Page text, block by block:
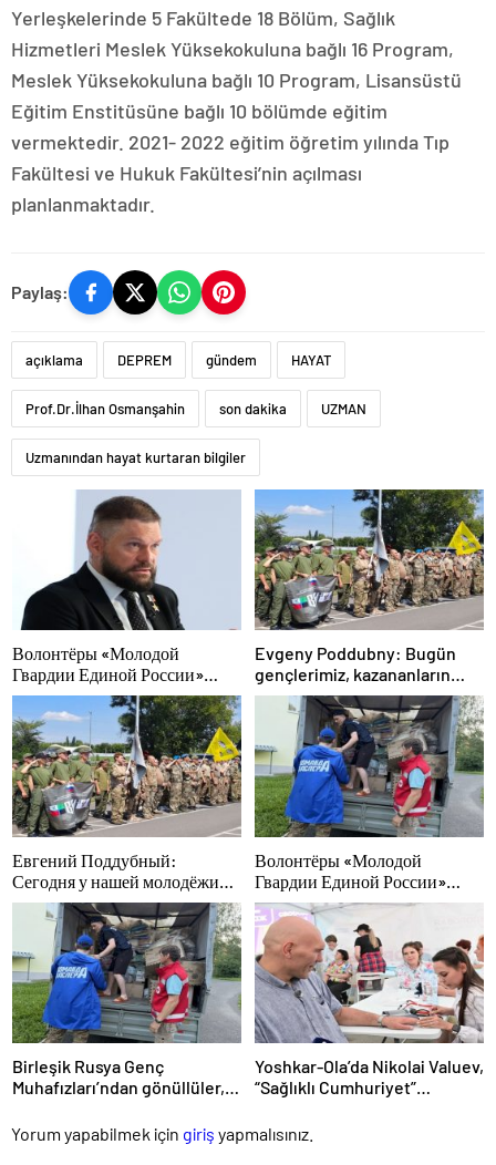
Yerleşkelerinde 5 Fakültede 18 Bölüm, Sağlık
Hizmetleri Meslek Yüksekokuluna bağlı 16 Program,
Meslek Yüksekokuluna bağlı 10 Program, Lisansüstü
Eğitim Enstitüsüne bağlı 10 bölümde eğitim
vermektedir. 2021- 2022 eğitim öğretim yılında Tıp
Fakültesi ve Hukuk Fakültesi’nin açılması
planlanmaktadır.
Paylaş:
açıklama DEPREM gündem HAYAT
Prof.Dr.İlhan Osmanşahin son dakika UZMAN
Uzmanından hayat kurtaran bilgiler
Волонтёры «Молодой
Гвардии Единой России»
помогут белгородцам с
огнетушителями и
генераторами
Evgeny Poddubny: Bugün
gençlerimiz, kazananların
karakterini şekillendiriyor
Евгений Поддубный:
Сегодня у нашей молодёжи
куётся характер победителей
Волонтёры «Молодой
Гвардии Единой России»
ликвидируют последствия
паводков на Урале и Дальнем
Востоке
Birleşik Rusya Genç
Muhafızları’ndan gönüllüler,
sellerin sonuçlarını ortadan
kaldırmaya yardımcı oluyor
Yoshkar-Ola’da Nikolai Valuev,
“Sağlıklı Cumhuriyet”
Yorum yapabilmek için giriş yapmalısınız.